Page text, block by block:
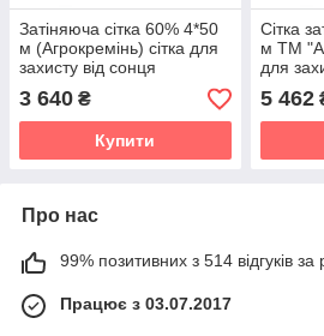
Затіняюча сітка 60% 4*50
м (Агрокремінь) сітка для
захисту від сонця
3 640 ₴
Купити
Сітка
м ТМ
для
5 462
Про нас
99% позитивних з 514 відгуків за
Працює з 03.07.2017